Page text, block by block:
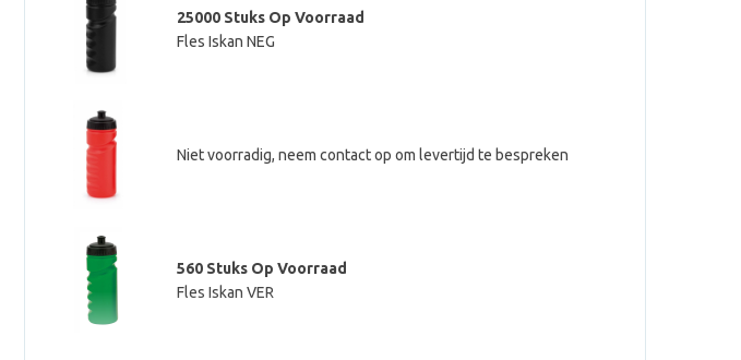
25000 Stuks Op Voorraad
Fles Iskan NEG
Niet voorradig, neem contact op om levertijd te bespreken
560 Stuks Op Voorraad
Fles Iskan VER